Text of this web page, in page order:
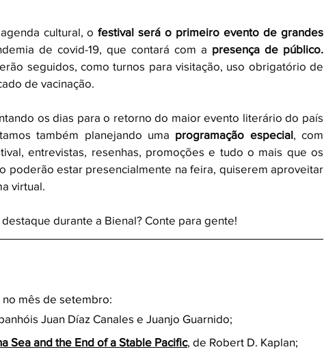
cultural, o festival será o primeiro evento de grandes
de covid-19, que contará com a
seguidos, como turnos para visitação, uso obrigatório de
de vacinação.
os dias para o retorno do maior evento literário do país
também planejando uma programação especial, com
entrevistas, resenhas, promoções e tudo o mais que os
poderão estar presencialmente na feira, quiserem aproveitar
virtual.
durante a Bienal? Conte para gente!
no mês de setembro:
Juan Díaz Canales e Juanjo Guarnido;
Sea and the End of a Stable Pacific, de Robert D. Kaplan;